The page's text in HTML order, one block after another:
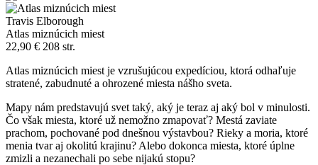
Travis Elborough
Atlas miznúcich miest
22,90 € 208 str.
Atlas miznúcich miest je vzrušujúcou expedíciou, ktorá odhaľuje
stratené, zabudnuté a ohrozené miesta nášho sveta.
Mapy nám predstavujú svet taký, aký je teraz aj aký bol v minulosti.
Čo však miesta, ktoré už nemožno zmapovať? Mestá zaviate
prachom, pochované pod dnešnou výstavbou? Rieky a moria, ktoré
menia tvar aj okolitú krajinu? Alebo dokonca miesta, ktoré úplne
zmizli a nezanechali po sebe nijakú stopu?